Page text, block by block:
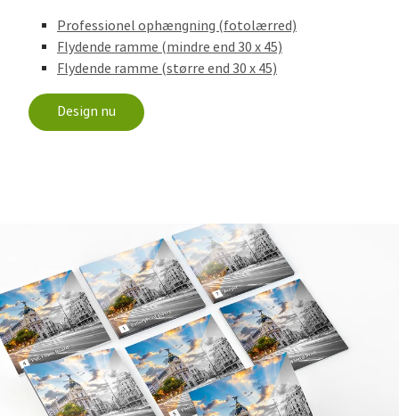
Professionel ophængning (fotolærred)
Flydende ramme (mindre end 30 x 45)
Flydende ramme (større end 30 x 45)
Design nu